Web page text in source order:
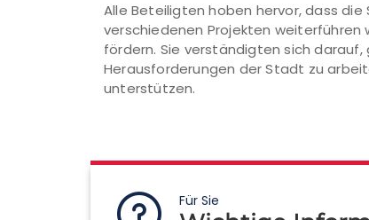
Alle Beteiligten hoben hervor, dass
verschiedenen Projekten
fördern. Sie verständigten sich
Herausforderungen der Stadt zu
unterstützen.
Für Sie